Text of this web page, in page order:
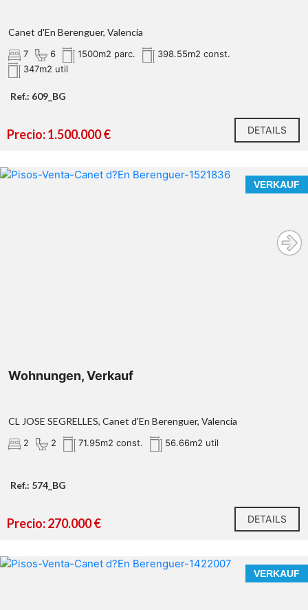
Canet d'En Berenguer, Valencia
7 6 1500m2 parc.
398.55m2 const.
347m2 util
Ref.: 609_BG
Precio: 1.500.000 € DETAILS
VERKAUF
Wohnungen, Verkauf
CL JOSE SEGRELLES, Canet d'En Berenguer, Valencia
2 2 71.95m2 const. 56.66m2 util
Ref.: 574_BG
Precio: 270.000 € DETAILS
VERKAUF